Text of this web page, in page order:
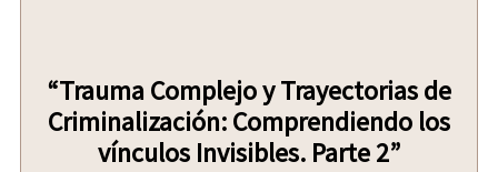
“Trauma Complejo y Trayectorias de
Criminalización: Comprendiendo los
vínculos Invisibles. Parte 2”